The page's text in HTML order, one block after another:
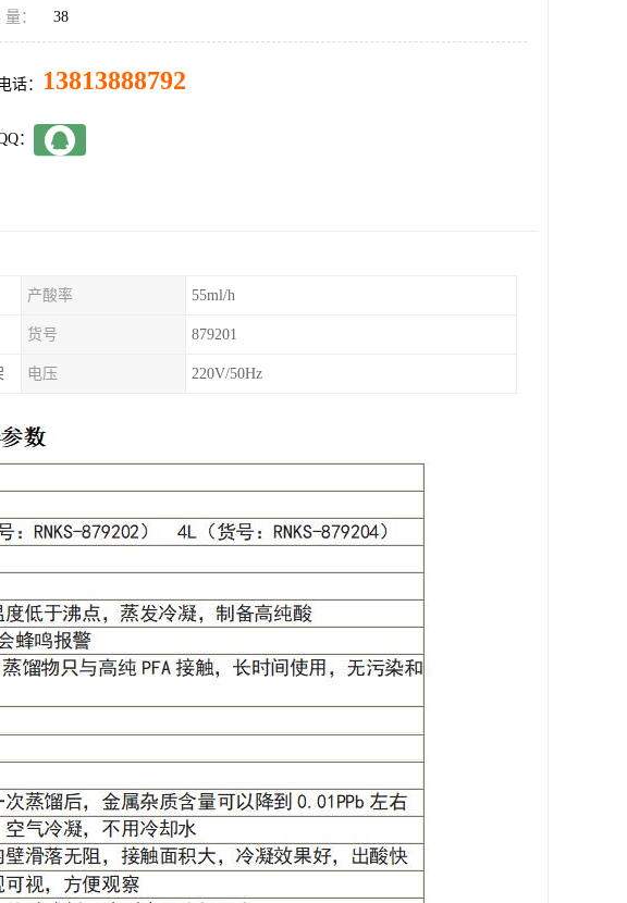
： 38
话： 13813888792
：
产酸率 55ml/h
货号 879201
电压 220V/50Hz